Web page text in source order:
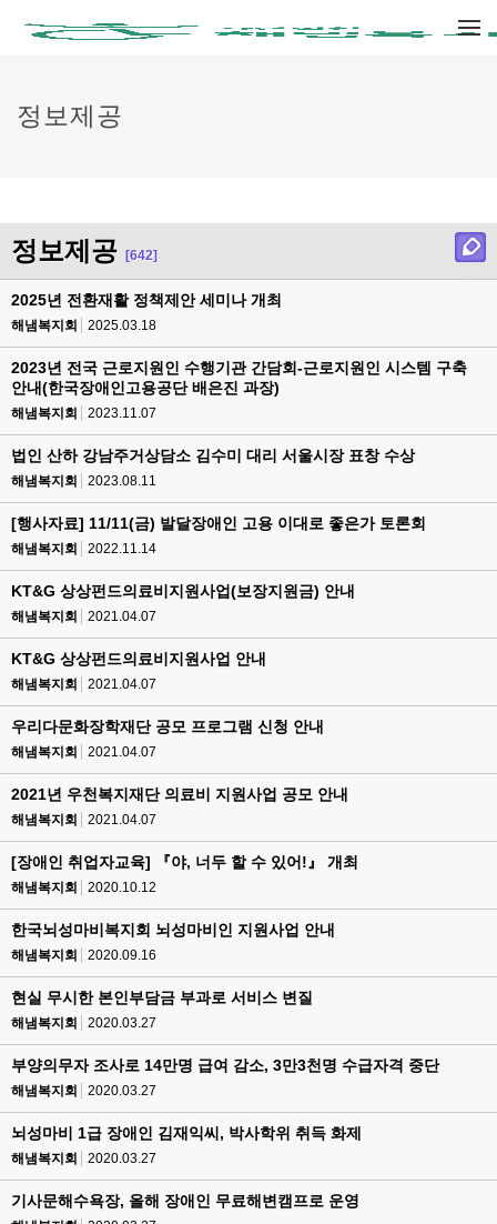
정보제공
정보제공 [642]
2025년 전환재활 정책제안 세미나 개최
해냄복지회 2025.03.18
2023년 전국 근로지원인 수행기관 간담회-근로지원인 시스템 구축
안내(한국장애인고용공단 배은진 과장)
해냄복지회 2023.11.07
법인 산하 강남주거상담소 김수미 대리 서울시장 표창 수상
해냄복지회 2023.08.11
[행사자료] 11/11(금) 발달장애인 고용 이대로 좋은가 토론회
해냄복지회 2022.11.14
KT&G 상상펀드의료비지원사업(보장지원금) 안내
해냄복지회 2021.04.07
KT&G 상상펀드의료비지원사업 안내
해냄복지회 2021.04.07
우리다문화장학재단 공모 프로그램 신청 안내
해냄복지회 2021.04.07
2021년 우천복지재단 의료비 지원사업 공모 안내
해냄복지회 2021.04.07
[장애인 취업자교육] 『야, 너두 할 수 있어!』 개최
해냄복지회 2020.10.12
한국뇌성마비복지회 뇌성마비인 지원사업 안내
해냄복지회 2020.09.16
현실 무시한 본인부담금 부과로 서비스 변질
해냄복지회 2020.03.27
부양의무자 조사로 14만명 급여 감소, 3만3천명 수급자격 중단
해냄복지회 2020.03.27
뇌성마비 1급 장애인 김재익씨, 박사학위 취득 화제
해냄복지회 2020.03.27
기사문해수욕장, 올해 장애인 무료해변캠프로 운영